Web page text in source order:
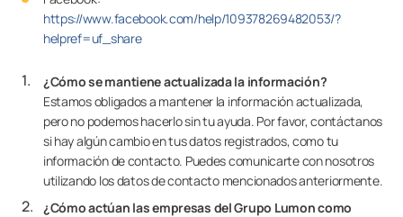
https://www.facebook.com/help/109378269482053/?
helpref=uf_share
¿Cómo se mantiene actualizada la información?
Estamos obligados a mantener la información actualizada,
pero no podemos hacerlo sin tu ayuda. Por favor, contáctanos
si hay algún cambio en tus datos registrados, como tu
información de contacto. Puedes comunicarte con nosotros
utilizando los datos de contacto mencionados anteriormente.
¿Cómo actúan las empresas del Grupo Lumon como